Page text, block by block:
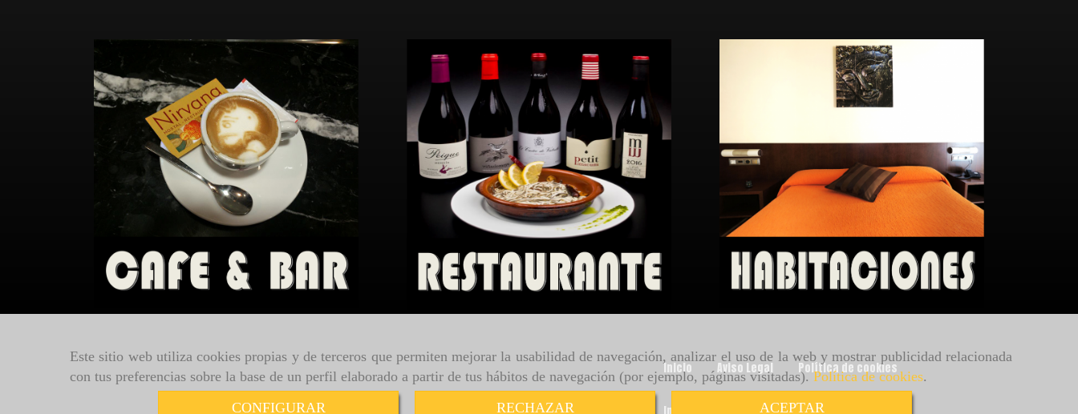
Este sitio web utiliza cookies propias y de terceros que permiten mejorar la usabilidad de navegación, analizar el uso de la web y mostrar publicidad relacionada
con tus preferencias sobre la base de un perfil elaborado a partir de tus hábitos de navegación (por ejemplo, páginas visitadas).Política de cookies.
CONFIGURAR
RECHAZAR ACEPTAR
Inicio Aviso Legal Política de cookies